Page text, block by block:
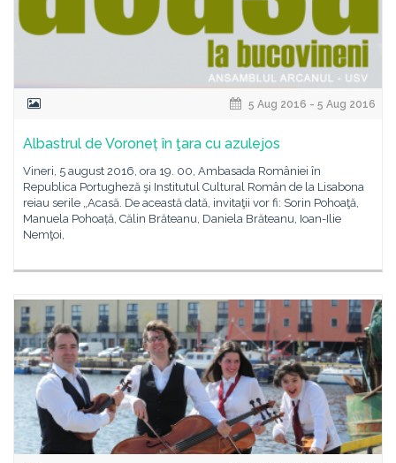
5 Aug 2016 - 5 Aug 2016
Albastrul de Voroneț în ţara cu azulejos
Vineri, 5 august 2016, ora 19. 00, Ambasada României în
Republica Portugheză şi Institutul Cultural Român de la Lisabona
reiau serile „Acasă. De această dată, invitaţii vor fi: Sorin Pohoaţă,
Manuela Pohoață, Călin Brăteanu, Daniela Brăteanu, Ioan-Ilie
Nemţoi,